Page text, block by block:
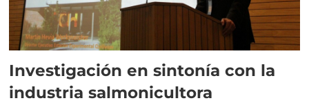
Investigación en sintonía con la
industria salmonicultora